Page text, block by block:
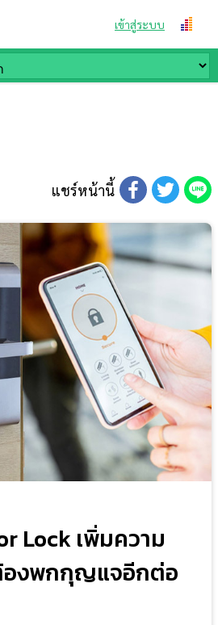
เข้าสู่ระบบ
แชร์หน้านี้
Lock เพิ่มความ
องพกกุญแจอีกต่อ